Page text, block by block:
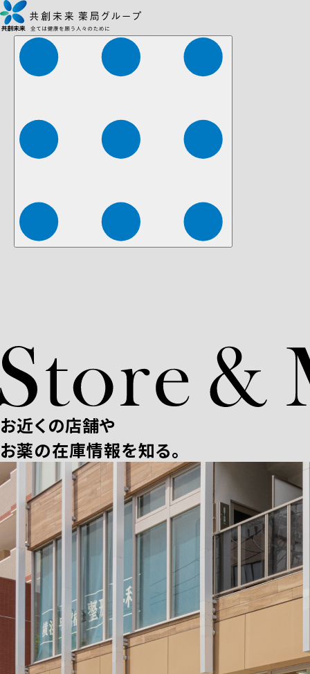
株式会社ファーマみらい 株式会社ストレチア
お近くの店舗や
お薬の在庫情報を知る。